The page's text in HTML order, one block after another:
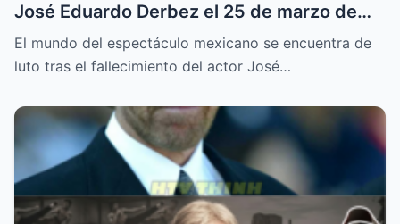
José Eduardo Derbez el 25 de marzo de
2026
El mundo del espectáculo mexicano se encuentra de
luto tras el fallecimiento del actor José…